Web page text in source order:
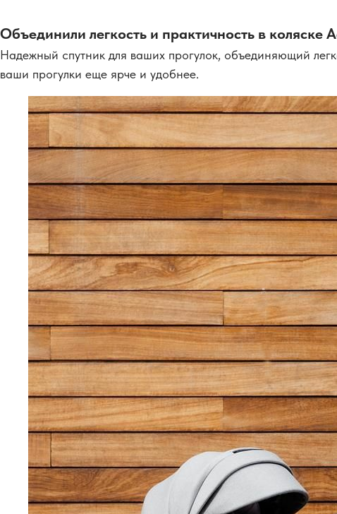
Объединили легкость и практичность в коляске
Надежный спутник для ваших прогулок, объединяющий
ваши прогулки еще ярче и удобнее.